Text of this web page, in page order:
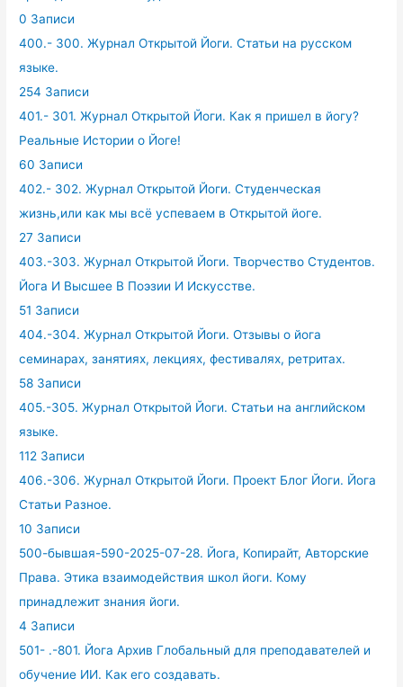
0 Записи
400.- 300. Журнал Открытой Йоги. Статьи на русском
языке.
254 Записи
401.- 301. Журнал Открытой Йоги. Как я пришел в йогу?
Реальные Истории о Йоге!
60 Записи
402.- 302. Журнал Открытой Йоги. Студенческая
жизнь,или как мы всё успеваем в Открытой йоге.
27 Записи
403.-303. Журнал Открытой Йоги. Творчество Студентов.
Йога И Высшее В Поэзии И Искусстве.
51 Записи
404.-304. Журнал Открытой Йоги. Отзывы о йога
семинарах, занятиях, лекциях, фестивалях, ретритах.
58 Записи
405.-305. Журнал Открытой Йоги. Статьи на английском
языке.
112 Записи
406.-306. Журнал Открытой Йоги. Проект Блог Йоги. Йога
Статьи Разное.
10 Записи
500-бывшая-590-2025-07-28. Йога, Копирайт, Авторские
Права. Этика взаимодействия школ йоги. Кому
принадлежит знания йоги.
4 Записи
501- .-801. Йога Архив Глобальный для преподавателей и
обучение ИИ. Как его создавать.